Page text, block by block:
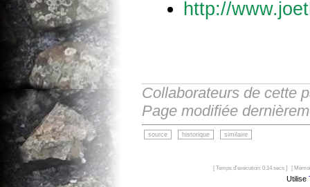
http://
Collaborateurs de cette
Page modifiée
source historique similaire
[ Temps d'exécution: 0.14 secs ] [
Utilise